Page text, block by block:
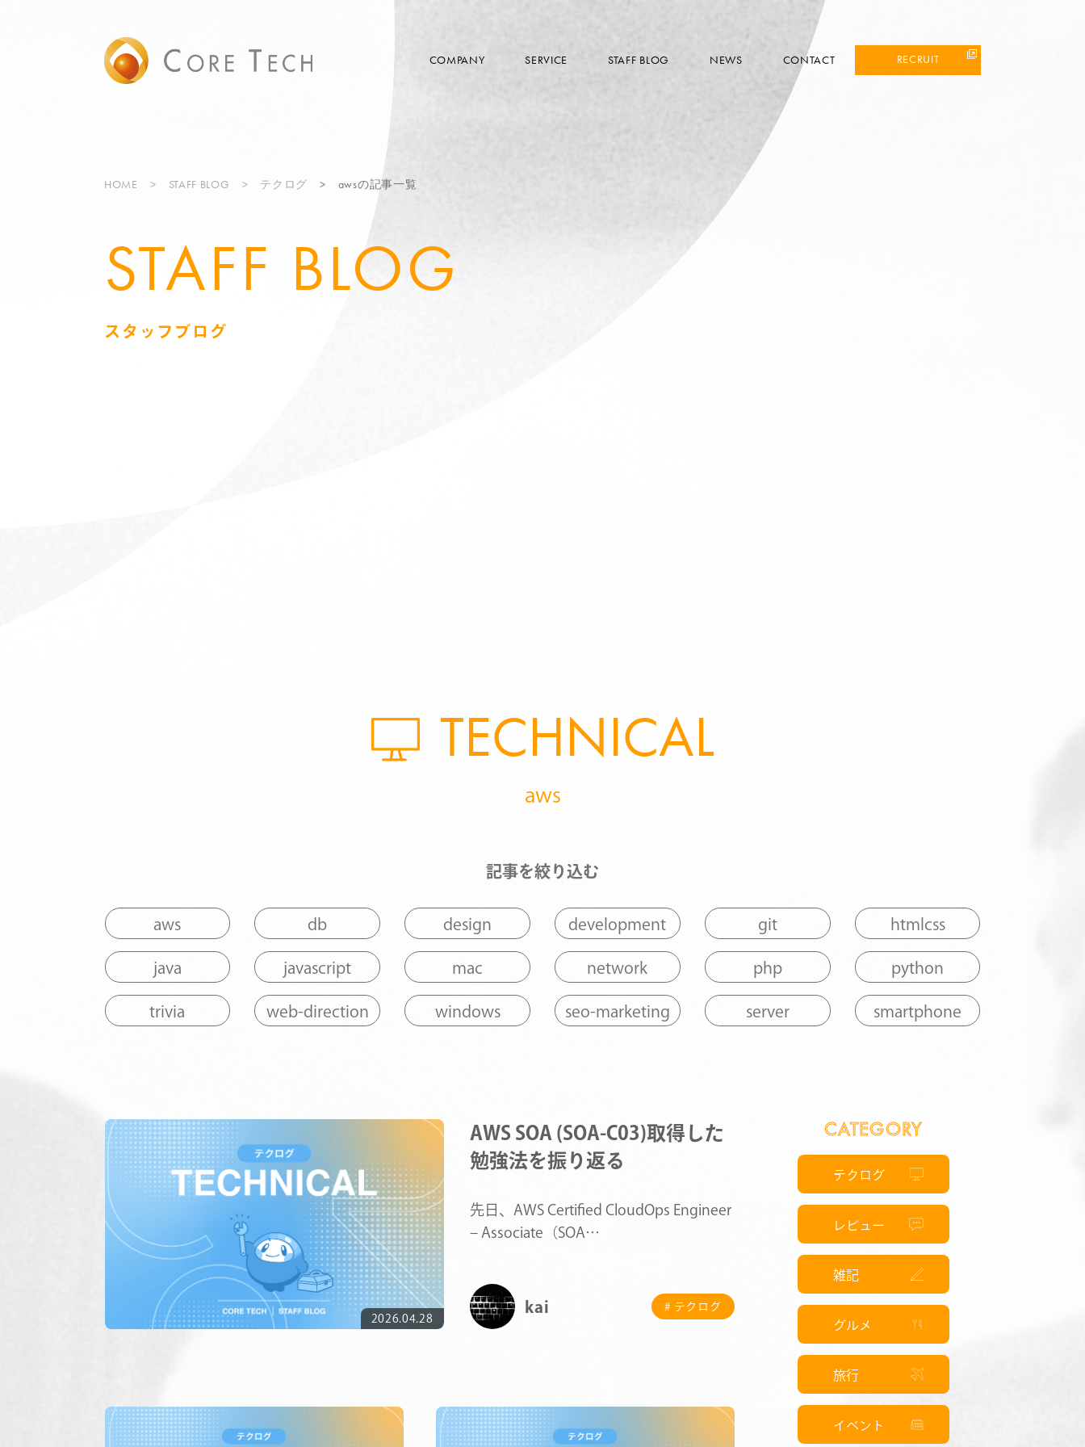
COMPANY SERVICE STAFF BLOG NEWS CONTACT RECRUIT
SERVICE
HOME STAFF BLOG テクログ awsの記事一覧
STAFF BLOG
スタッフブログ
TECHNICAL
aws
2026.04.28
AWS SOA (SOA-C03)取得した
勉強法を振り返る
先日、AWS Certified CloudOps Engineer
– Associate（SOA…
kai # テクログ
記事を絞り込む
aws db design development git htmlcss
java javascript mac network php python
trivia web-direction windows seo-marketing server smartphone
CATEGORY
テクログ
レビュー
雑記
グルメ
旅行
イベント